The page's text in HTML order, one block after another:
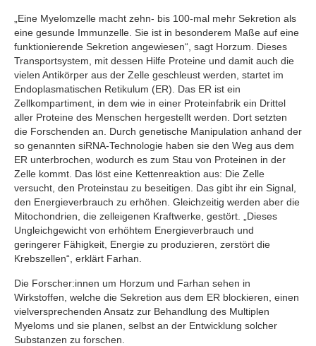
„Eine Myelomzelle macht zehn- bis 100-mal mehr Sekretion als
eine gesunde Immunzelle. Sie ist in besonderem Maße auf eine
funktionierende Sekretion angewiesen“, sagt Horzum. Dieses
Transportsystem, mit dessen Hilfe Proteine und damit auch die
vielen Antikörper aus der Zelle geschleust werden, startet im
Endoplasmatischen Retikulum (ER). Das ER ist ein
Zellkompartiment, in dem wie in einer Proteinfabrik ein Drittel
aller Proteine des Menschen hergestellt werden. Dort setzten
die Forschenden an. Durch genetische Manipulation anhand der
so genannten siRNA-Technologie haben sie den Weg aus dem
ER unterbrochen, wodurch es zum Stau von Proteinen in der
Zelle kommt. Das löst eine Kettenreaktion aus: Die Zelle
versucht, den Proteinstau zu beseitigen. Das gibt ihr ein Signal,
den Energieverbrauch zu erhöhen. Gleichzeitig werden aber die
Mitochondrien, die zelleigenen Kraftwerke, gestört. „Dieses
Ungleichgewicht von erhöhtem Energieverbrauch und
geringerer Fähigkeit, Energie zu produzieren, zerstört die
Krebszellen“, erklärt Farhan.
Die Forscher:innen um Horzum und Farhan sehen in
Wirkstoffen, welche die Sekretion aus dem ER blockieren, einen
vielversprechenden Ansatz zur Behandlung des Multiplen
Myeloms und sie planen, selbst an der Entwicklung solcher
Substanzen zu forschen.